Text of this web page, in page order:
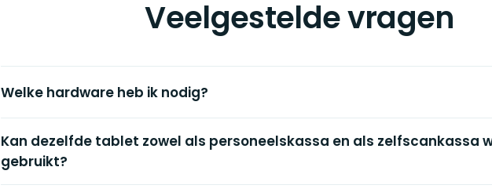
Veelgestelde vragen
Welke hardware heb ik nodig?
Kan dezelfde tablet zowel als personeelskassa en als zelfscankassa
gebruikt?